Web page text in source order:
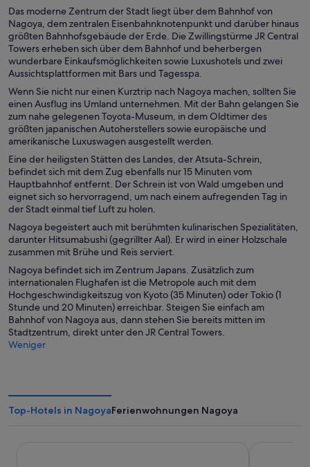
Das moderne Zentrum der Stadt liegt über dem Bahnhof von
Nagoya, dem zentralen Eisenbahnknotenpunkt und darüber hinaus
größten Bahnhofsgebäude der Erde. Die Zwillingstürme JR Central
Towers erheben sich über dem Bahnhof und beherbergen
wunderbare Einkaufsmöglichkeiten sowie Luxushotels und zwei
Aussichtsplattformen mit Bars und Tagesspa.
Wenn Sie nicht nur einen Kurztrip nach Nagoya machen, sollten Sie
einen Ausflug ins Umland unternehmen. Mit der Bahn gelangen Sie
zum nahe gelegenen Toyota-Museum, in dem Oldtimer des
größten japanischen Autoherstellers sowie europäische und
amerikanische Luxuswagen ausgestellt werden.
Eine der heiligsten Stätten des Landes, der Atsuta-Schrein,
befindet sich mit dem Zug ebenfalls nur 15 Minuten vom
Hauptbahnhof entfernt. Der Schrein ist von Wald umgeben und
eignet sich so hervorragend, um nach einem aufregenden Tag in
der Stadt einmal tief Luft zu holen.
Nagoya begeistert auch mit berühmten kulinarischen Spezialitäten,
darunter Hitsumabushi (gegrillter Aal). Er wird in einer Holzschale
zusammen mit Brühe und Reis serviert.
Nagoya befindet sich im Zentrum Japans. Zusätzlich zum
internationalen Flughafen ist die Metropole auch mit dem
Hochgeschwindigkeitszug von Kyoto (35 Minuten) oder Tokio (1
Stunde und 20 Minuten) erreichbar. Steigen Sie einfach am
Bahnhof von Nagoya aus, dann stehen Sie bereits mitten im
Stadtzentrum, direkt unter den JR Central Towers.
Weniger
Top-Hotels in NagoyaFerienwohnungen Nagoya